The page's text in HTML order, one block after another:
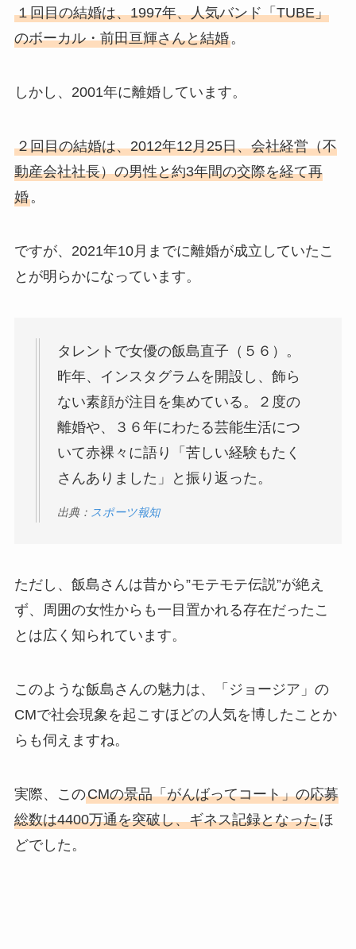
１回目の結婚は、1997年、人気バンド「TUBE」
のボーカル・前田亘輝さんと結婚。
しかし、2001年に離婚しています。
２回目の結婚は、2012年12月25日、会社経営（不
動産会社社長）の男性と約3年間の交際を経て再
婚。
ですが、2021年10月までに離婚が成立していたこ
とが明らかになっています。
タレントで女優の飯島直子（５６）。
昨年、インスタグラムを開設し、飾ら
ない素顔が注目を集めている。２度の
離婚や、３６年にわたる芸能生活につ
いて赤裸々に語り「苦しい経験もたく
さんありました」と振り返った。
出典： スポーツ報知
ただし、飯島さんは昔から”モテモテ伝説”が絶え
ず、周囲の女性からも一目置かれる存在だったこ
とは広く知られています。
このような飯島さんの魅力は、「ジョージア」の
CMで社会現象を起こすほどの人気を博したことか
らも伺えますね。
実際、このCMの景品「がんばってコート」の応募
総数は4400万通を突破し、ギネス記録となったほ
どでした。